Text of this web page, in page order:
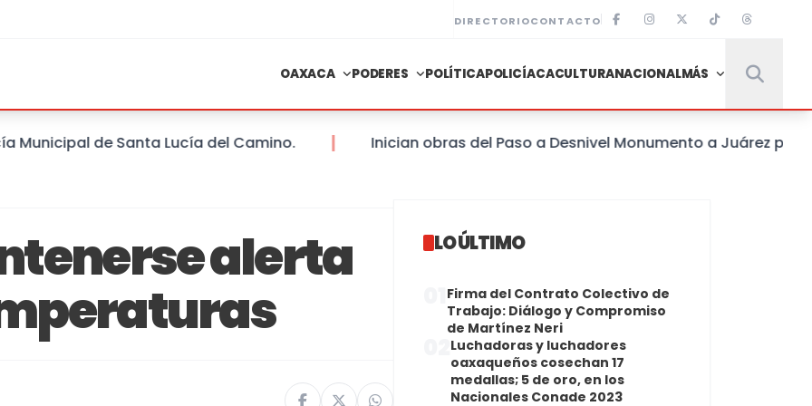
DIRECTORIOCONTACTO
OAXACA PODERES POLÍTICAPOLICÍACACULTURANACIONALMÁS
de Santa Lucía del Camino. Inician obras del Paso a Desnivel Monumento a Juárez para
alerta LO ÚLTIMO
Firma del Contrato Colectivo de
Trabajo: Diálogo y Compromiso
de Martínez Neri
Luchadoras y luchadores
oaxaqueños cosechan 17
medallas; 5 de oro, en los
Nacionales Conade 2023